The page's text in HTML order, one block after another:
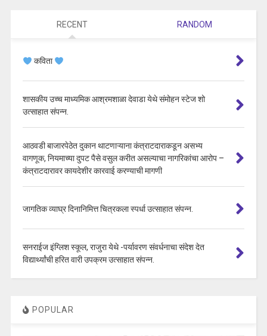
RECENT RANDOM
कविता
शासकीय उच्च माध्यमिक आश्रमशाळा देवाडा येथे संमोहन स्टेज शो
उत्साहात संपन्न.
आठवडी बाजारपेठेत दुकान थाटणाऱ्याना कंत्राटदाराकडून असभ्य
वागणूक, नियमाच्या दुपट पैसे वसुल करीत असल्याचा नागरिकांचा आरोप –
कंत्राटदारावर कायदेशीर कारवाई करण्याची मागणी
जागतिक व्याघ्र दिनानिमित्त चित्रकला स्पर्धा उत्साहात संपन्न.
सनराईज इंग्लिश स्कूल, राजुरा येथे -पर्यावरण संवर्धनाचा संदेश देत
विद्यार्थ्यांची हरित वारी उपक्रम उत्साहात संपन्न.
POPULAR